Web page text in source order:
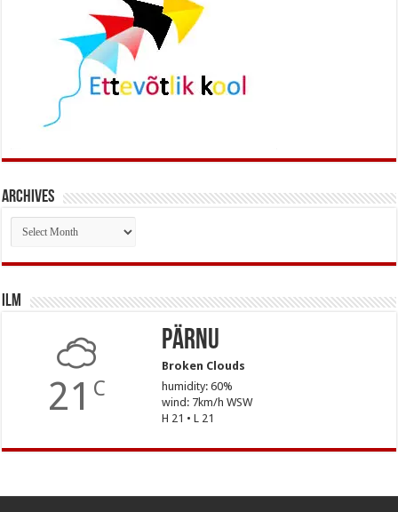
Archives
Archives
Ilm
21 C
Pärnu
Broken Clouds
humidity: 60%
wind: 7km/h WSW
H 21 • L 21